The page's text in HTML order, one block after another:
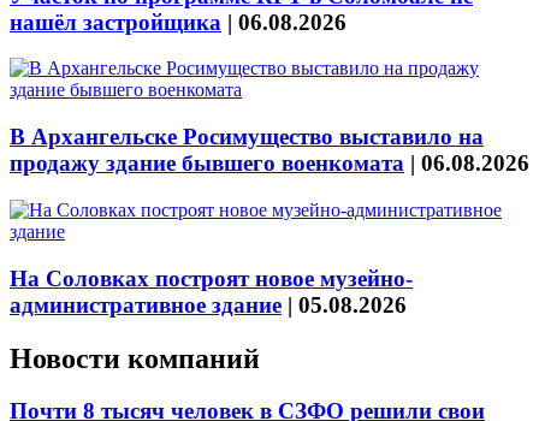
нашёл застройщика | 06.08.2026
В Архангельске Росимущество выставило на
продажу здание бывшего военкомата | 06.08.2026
На Соловках построят новое музейно-
административное здание | 05.08.2026
Новости компаний
Почти 8 тысяч человек в СЗФО решили свои